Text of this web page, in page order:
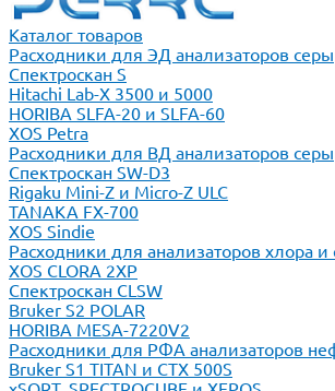
Каталог товаров
Расходники для ЭД анализаторов серы
Спектроскан S
Hitachi Lab-X 3500 и 5000
HORIBA SLFA-20 и SLFA-60
XOS Petra
Расходники для ВД анализаторов серы
Спектроскан SW-D3
Rigaku Mini-Z и Micro-Z ULC
TANAKA FX-700
XOS Sindie
Расходники для анализаторов хлора и
XOS CLORA 2XP
Спектроскан CLSW
Bruker S2 POLAR
HORIBA MESA-7220V2
Расходники для РФА анализаторов
Bruker S1 TITAN и CTX 500S